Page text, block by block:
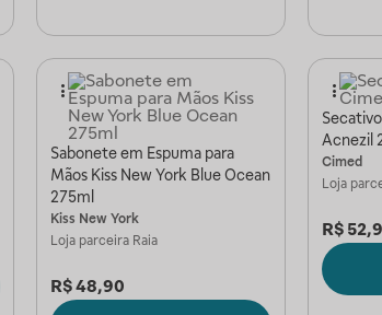
Sabonete em Espuma para
Mãos Kiss New York Blue Ocean
275ml
Kiss New York
Loja parceira Raia
R$48,90
Acnezil
Cimed
Loja
R$